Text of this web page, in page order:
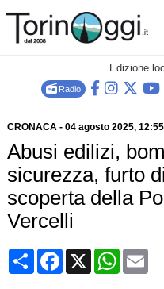
Edizione
Radio
CRONACA- 04 agosto 2025, 12:55
Abusi edilizi,
sicurezza, furto
scoperta della
Vercelli
CondividiFacebook
X